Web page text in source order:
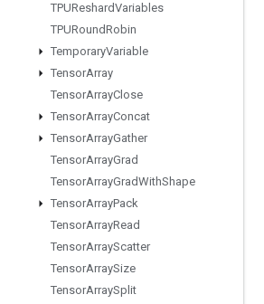
TPUReshardVariables
TPURoundRobin
TemporaryVariable
TensorArray
TensorArrayClose
TensorArrayConcat
TensorArrayGather
TensorArrayGrad
TensorArrayGradWithShape
TensorArrayPack
TensorArrayRead
TensorArrayScatter
TensorArraySize
TensorArraySplit